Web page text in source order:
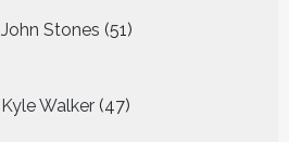
John Stones 51
producten
Kyle Walker 47
producten